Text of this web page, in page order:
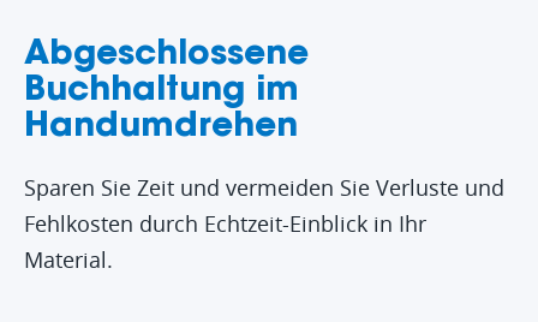
Abgeschlossene
Buchhaltung im
Handumdrehen
Sparen Sie Zeit und vermeiden Sie Verluste und
Fehlkosten durch Echtzeit-Einblick in Ihr
Material.